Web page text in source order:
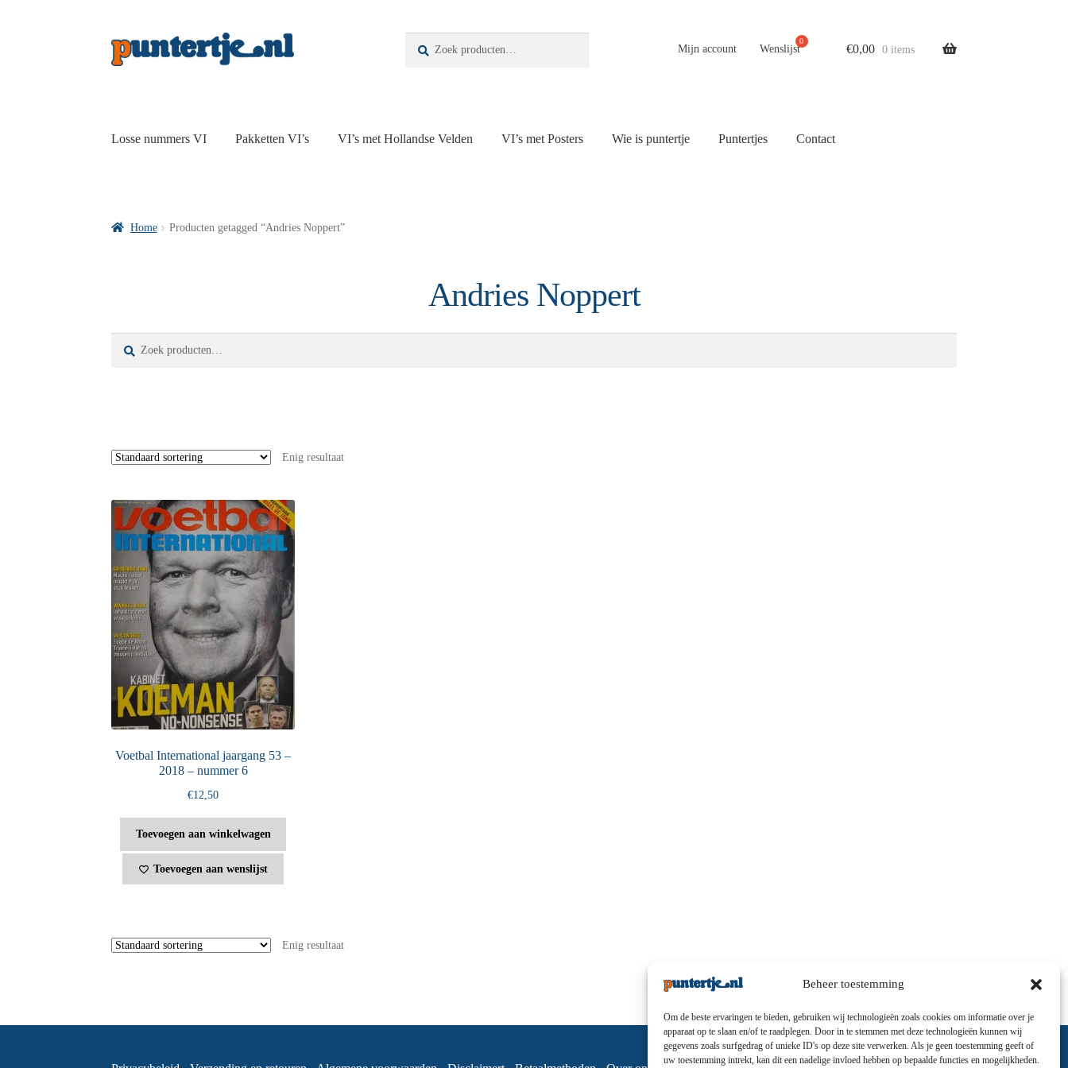
Beheer toestemming
Om de beste ervaringen te bieden, gebruiken wij technologieën zoals cookies om informatie over je
apparaat op te slaan en/of te raadplegen. Door in te stemmen met deze technologieën kunnen wij
gegevens zoals surfgedrag of unieke ID's op deze site verwerken. Als je geen toestemming geeft of
uw toestemming intrekt, kan dit een nadelige invloed hebben op bepaalde functies en mogelijkheden.
Zoeken
Mijn account Wenslijst €0,00 0 items
Losse nummers VI Pakketten VI’s VI’s met Hollandse Velden VI’s met Posters Wie is puntertje Puntertjes Contact
Home Producten getagged “Andries Noppert”
Andries Noppert
Enig resultaat
Voetbal International jaargang 53 –
2018 – nummer 6
€12,50
Toevoegen aan winkelwagen
Toevoegen aan wenslijst
Enig resultaat